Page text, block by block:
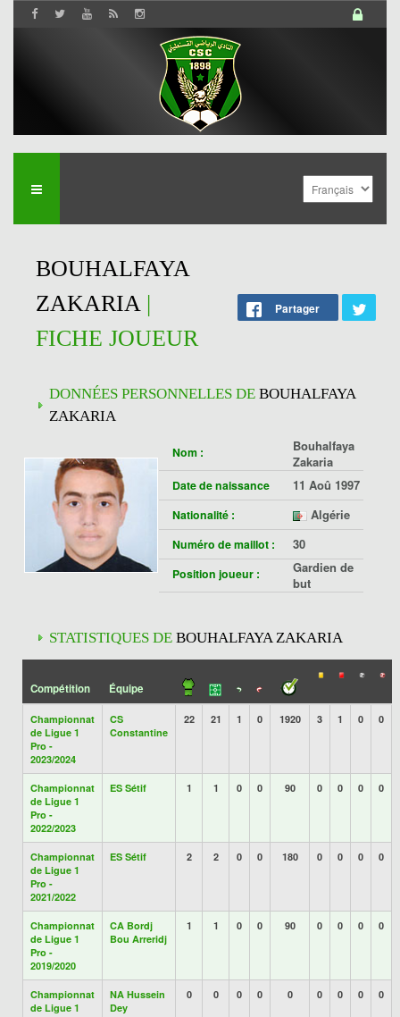
BOUHALFAYA
ZAKARIA|
FICHE JOUEUR
Partager
DONNÉES PERSONNELLES DE BOUHALFAYA
ZAKARIA
Nom :
Bouhalfaya
Zakaria
Date de naissance 11 Aoû 1997
Nationalité : Algérie
Numéro de maillot : 30
Position joueur :
Gardien de
but
STATISTIQUES DE BOUHALFAYA ZAKARIA
Compétition Équipe
Championnat
de Ligue 1
Pro -
2023/2024
CS
Constantine
22 21 1 0 1920 3 1 0 0
Championnat
de Ligue 1
Pro -
2022/2023
ES Sétif 1 1 0 0 90 0 0 0 0
Championnat
de Ligue 1
Pro -
2021/2022
ES Sétif 2 2 0 0 180 0 0 0 0
Championnat
de Ligue 1
Pro -
2019/2020
CA Bordj
Bou Arreridj
1 1 0 0 90 0 0 0 0
Championnat
de Ligue 1
NA Hussein
Dey
0 0 0 0 0 0 0 0 0